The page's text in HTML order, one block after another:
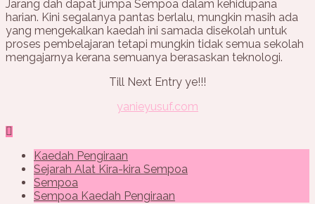
Jarang dah dapat jumpa Sempoa dalam kehidupana
harian. Kini segalanya pantas berlalu, mungkin masih ada
yang mengekalkan kaedah ini samada disekolah untuk
proses pembelajaran tetapi mungkin tidak semua sekolah
mengajarnya kerana semuanya berasaskan teknologi.
Till Next Entry ye!!!
yanieyusuf.com
Kaedah Pengiraan
Sejarah Alat Kira-kira Sempoa
Sempoa
Sempoa Kaedah Pengiraan